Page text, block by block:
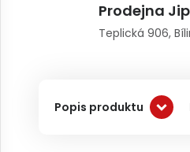
Prodejna
Teplická 906,
Popis produktu